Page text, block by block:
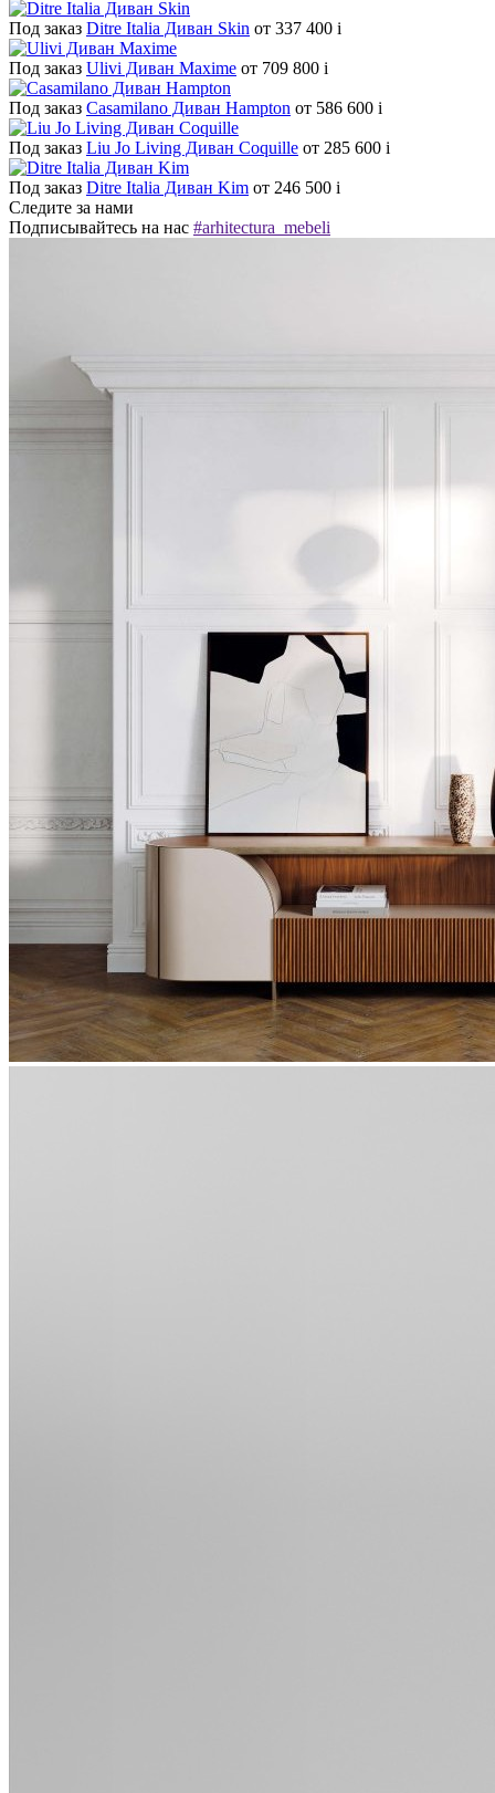
Под заказ Ditre Italia Диван Skin от 337 400 i
Под заказ Ulivi Диван Maxime от 709 800 i
Под заказ Casamilano Диван Hampton от 586 600 i
Под заказ Liu Jo Living Диван Coquille от 285 600 i
Под заказ Ditre Italia Диван Kim от 246 500 i
Следите за нами
Подписывайтесь на нас #arhitectura_mebeli